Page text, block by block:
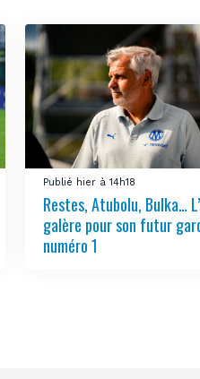
Publié hier à 14h18
Restes, Atubolu, Bulka…
galère pour son futur
numéro 1